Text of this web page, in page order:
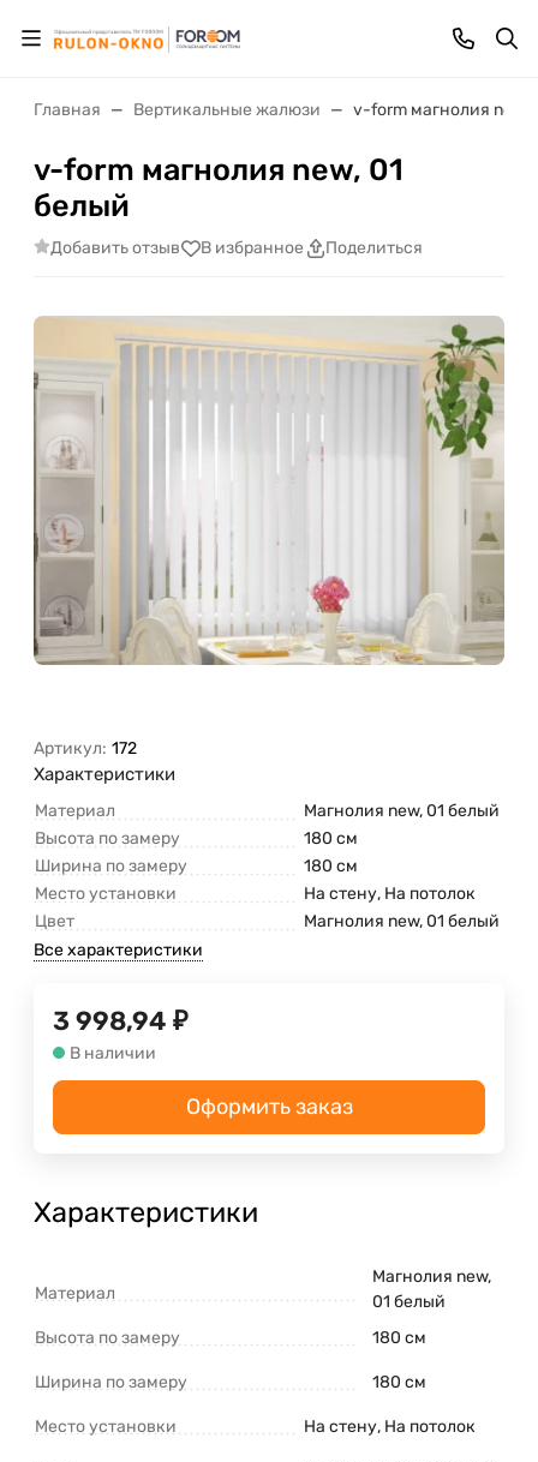
Главная Вертикальные жалюзи v-form магнолия new,
v-form магнолия new, 01
белый
Добавить отзыв В избранное Поделиться
Артикул: 172
Характеристики
Материал
Магнолия new, 01 белый
Высота по замеру
180 см
Ширина по замеру
180 см
Место установки
На стену, На потолок
Цвет
Магнолия new, 01 белый
Все характеристики
3 998,94 ₽
В наличии
Оформить заказ
Характеристики
Материал
Магнолия new,
01 белый
Высота по замеру
180 см
Ширина по замеру 180 см
Место установки На стену, На потолок